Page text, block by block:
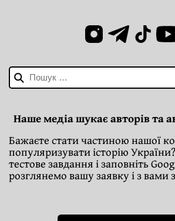
Пошук:
Наше медіа шукає авторів та
Бажаєте стати частиною нашої
популяризувати історію
тестове завдання і заповніть
розглянемо вашу заявку і з вами